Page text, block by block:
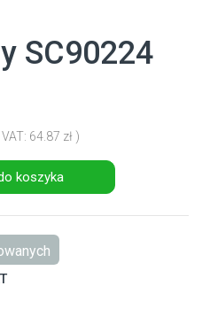
SC90224
64.87 zł )
koszyka